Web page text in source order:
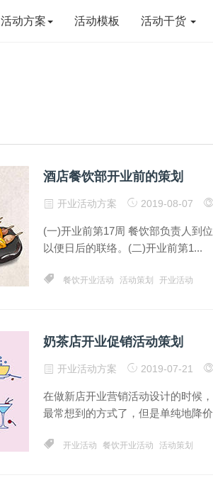
活动方案 活动模板 活动干货
酒店餐饮部开业前的策划
开业活动方案 2019-08-07
(一)开业前第17周 餐饮部负责人到
以便日后的联络。(二)开业前第1...
餐饮开业活动 活动策划 开业活动
奶茶店开业促销活动策划
开业活动方案 2019-07-21
在做新店开业营销活动设计的时候
最常想到的方式了，但是单纯地降
开业活动 餐饮开业活动 活动策划